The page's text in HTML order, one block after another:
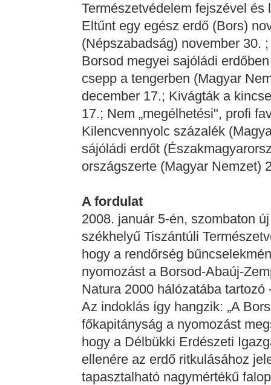
Természetvédelem fejszével
Eltűnt egy egész erdő (Bors)
(Népszabadság) november 30.
Borsod megyei sajóládi
csepp a tengerben (Magyar
december 17.; Kivágták a
17.; Nem „megélhetési", profi
Kilencvennyolc százalék
sájóládi erdőt
országszerte (Magyar Nemzet)
A fordulat
2008. január 5-én, szombaton
székhelyű Tiszántúli
hogy a rendőrség
nyomozást a Borsod-Abaúj-
Natura 2000 hálózatába
Az indoklás így hangzik: „A
főkapitányság a nyomozást
hogy a Délbükki Erdészeti
ellenére az erdő ritkulásához
tapasztalható nagymértékű